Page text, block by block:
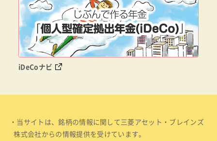
iDeCoナビ
・当サイトは、銘柄の情報に関して三菱アセット・ブレインズ
株式会社からの情報提供を受けています。